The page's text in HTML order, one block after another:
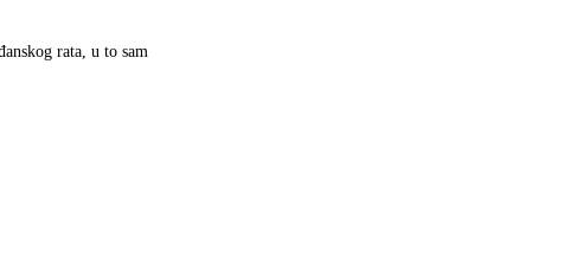
rata, u to sam